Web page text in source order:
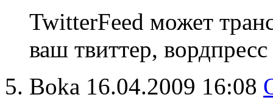
TwitterFeed может
ваш твиттер,
Boka 16.04.2009 16:08